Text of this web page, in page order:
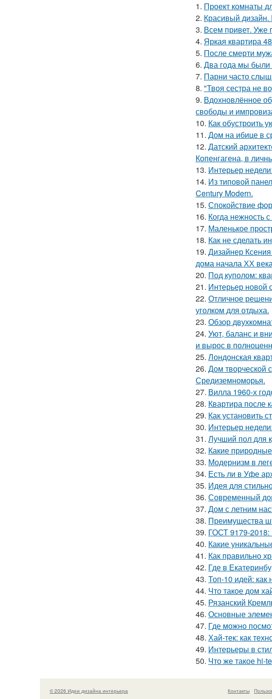
1. Проект комнаты
2. Красивый дизайн.
3. Всем привет. Уже
4. Яркая квартира
5. После смерти
6. Два года мы были
7. Парни часто
8. "Твоя сестра не
9. Вдохновлённое
свободы и
10. Как обустроить
11. Дом на ибице в
12. Датский
Копенгагена, в
13. Интерьер
14. Из типовой
Century Modern.
15. Спокойствие
16. Когда нежность
17. Маленькое
18. Как не сделать
19. Дизайнер
дома начала ХХ
20. Под куполом:
21. Интерьер новой
22. Отличное
уголком для отдыха.
23. Обзор
24. Уют, баланс и
и вырос в
25. Лондонская
26. Дом творческой
Средиземноморья.
27. Вилла 1960-х
28. Квартира после
29. Как установить
30. Интерьер
31. Лучший пол для
32. Какие
33. Модернизм в
34. Есть ли в Уфе
35. Идея для
36. Современный
37. Дом с летним
38. Преимущества
39. ГОСТ 9179-2018:
40. Какие
41. Как правильно
42. Где в
43. Топ-10 идей: как
44. Что такое дом
45. Рязанский
46. Основные
47. Где можно
48. Хай-тек: как
49. Интерьеры в
50. Что же такое hi-
© 2026 Идеи дизайна интерьера Контакты